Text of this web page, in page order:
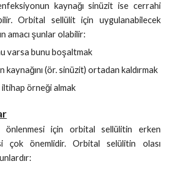
kaynağı sinüzit ise cerrahi
Orbital sellülit için uygulanabilecek
amacı şunlar olabilir:
varsa bunu boşaltmak
kaynağını (ör. sinüzit) ortadan kaldırmak
iltihap örneği almak
önlenmesi için orbital sellülitin erken
çok önemlidir. Orbital selülitin olası